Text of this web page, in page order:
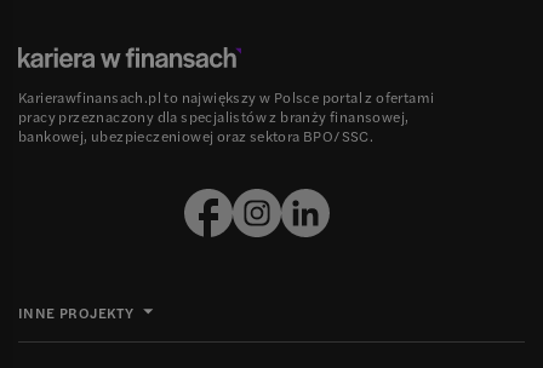
Karierawfinansach.pl to największy w Polsce portal z ofertami
pracy przeznaczony dla specjalistów z branży finansowej,
bankowej, ubezpieczeniowej oraz sektora BPO/SSC.
INNE PROJEKTY